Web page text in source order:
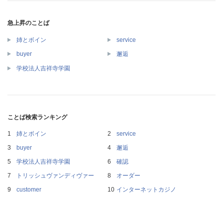
急上昇のことば
姉とボイン service
buyer 邂逅
学校法人吉祥寺学園
ことば検索ランキング
姉とボイン
service
buyer
邂逅
学校法人吉祥寺学園
確認
トリッシュヴァンディヴァー
オーダー
customer
インターネットカジノ